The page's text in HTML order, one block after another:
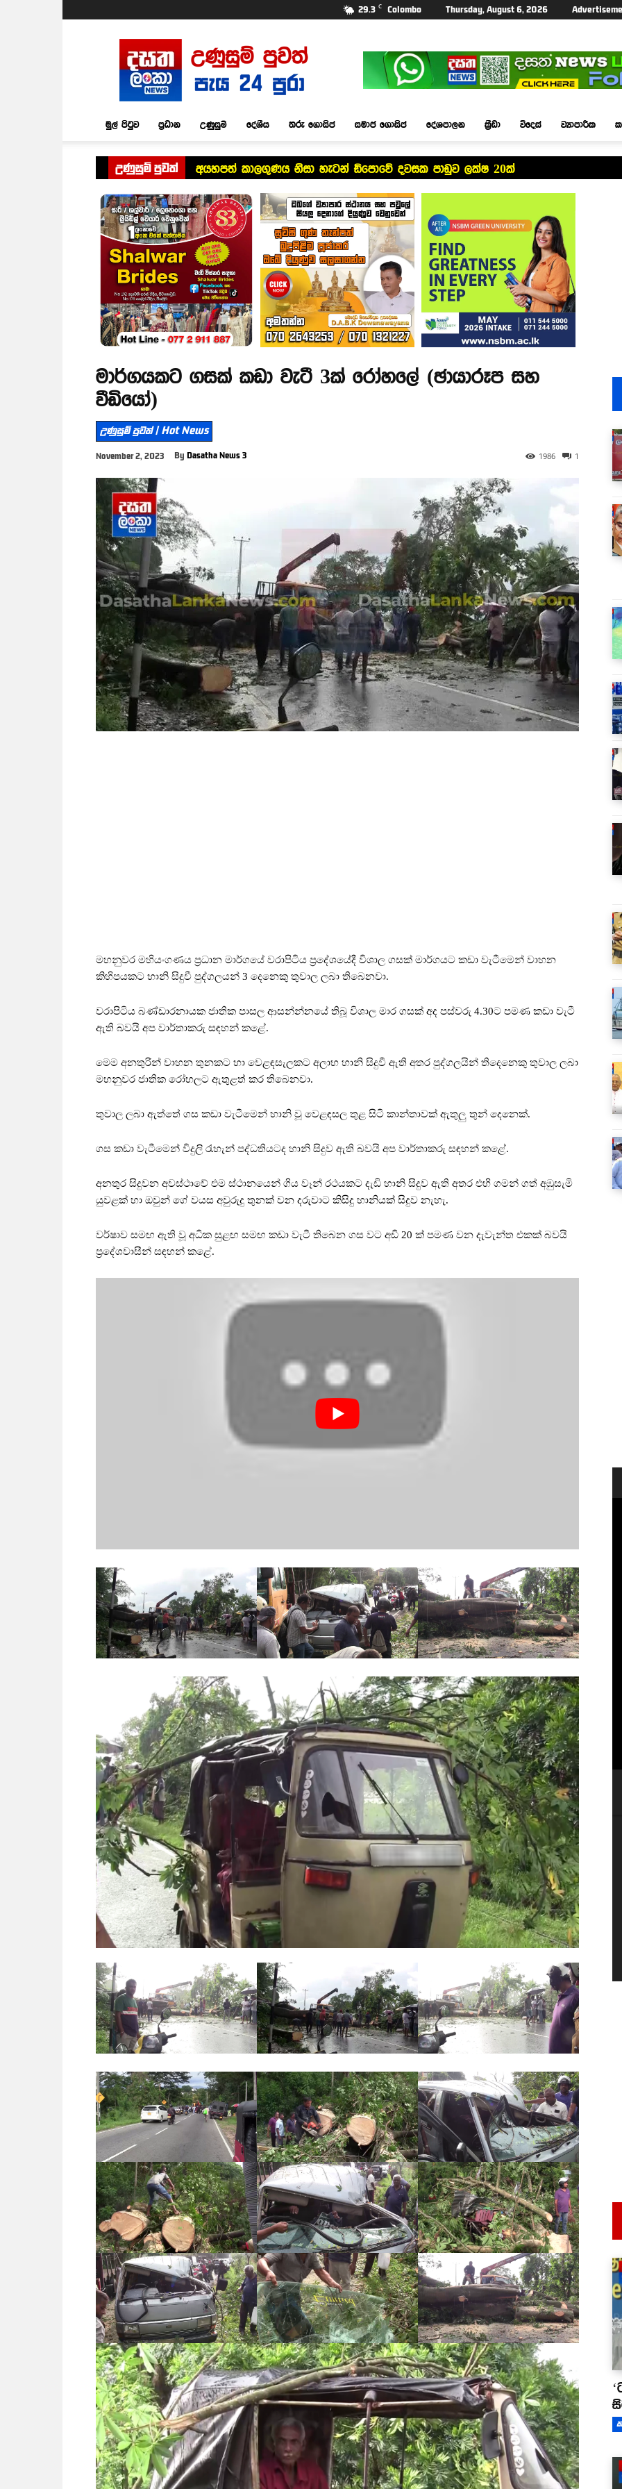
29.3 C Colombo Thursday, August 6, 2026
Dasatha
Lanka
News
මුල් පිටුව ප්‍රධාන උණුසුම් දේශීය තරු ගොසිප් සමාජ ගොසිප් දේශපාලන ක්‍රීඩා විදෙස් ව්‍යාපාරික
උණුසුම් පුවත් අයහපත් කාලගුණය නිසා හැටන් ඩිපොවේ දවසක පාඩුව ලක්ෂ 20ක්
මාර්ගයකට ගසක් කඩා වැටී 3ක් රෝහලේ (ඡායාරූප සහ
වීඩියෝ)
උණුසුම් පුවත් | Hot News
November 2, 2023 By Dasatha News 3 1
1986
මහනුවර මහියංගණය ප්‍රධාන මාර්ගයේ වරාපිටිය ප්‍රදේශයේදී විශාල ගසක් මාර්ගයට කඩා වැටීමෙන් වාහන
කිහිපයකට හානි සිදුවී පුද්ගලයන් 3 දෙනෙකු තුවාල ලබා තිබෙනවා.
වරාපිටිය බණ්ඩාරනායක ජාතික පාසල ආසන්න්නයේ තිබූ විශාල මාර ගසක් අද පස්වරු 4.30ට පමණ කඩා වැටී
ඇති බවයි අප වාර්තාකරු සඳහන් කළේ.
මෙම අනතුරින් වාහන තුනකට හා වෙළඳසැලකට අලාභ හානි සිදුවී ඇති අතර පුද්ගලයින් තිදෙනෙකු තුවාල ලබා
මහනුවර ජාතික රෝහලට ඇතුළත් කර තිබෙනවා.
තුවාල ලබා ඇත්තේ ගස කඩා වැටීමෙන් හානි වූ වෙළඳසල තුළ සිටි කාන්තාවක් ඇතුලු තුන් දෙනෙක්.
ගස කඩා වැටීමෙන් විදුලි රැහැන් පද්ධතියටද හානි සිදුව ඇති බවයි අප වාර්තාකරු සඳහන් කළේ.
අනතුර සිදුවන අවස්ථාවේ එම ස්ථානයෙන් ගිය වෑන් රථයකට දැඩි හානි සිදුව ඇති අතර එහි ගමන් ගත් අඹුසැමි
යුවළක් හා ඔවුන් ගේ වයස අවුරුදු තුනක් වන දරුවාට කිසිදු හානියක් සිදුව නැහැ.
වර්ෂාව සමඟ ඇති වූ අධික සුළඟ සමඟ කඩා වැටී තිබෙන ගස වට අඩි 20 ක් පමණ වන දැවැන්ත එකක් බවයි
ප්‍රදේශවාසීන් සඳහන් කළේ.